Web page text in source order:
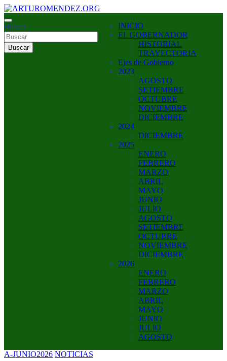
Saltar
al
contenido
ARTUROMENDEZ.ORG
ARTURO MENDEZ GOBERNADOR 2023
Buscar
Buscar
INICIO
EL GOBERNADOR
HISTORIAL
TRAYECTORIA
Ejes de Gobierno
2023
AGOSTO
SETIEMBRE
OCTUBRE
NOVIEMBRE
DICIEMBRE
2024
DICIEMBRE
2025
ENERO
FEBRERO
MARZO
ABRIL
MAYO
JUNIO
JULIO
AGOSTO
SETIEMBRE
OCTUBRE
NOVIEMBRE
DICIEMBRE
2026
ENERO
FEBRERO
MARZO
ABRIL
MAYO
JUNIO
JULIO
AGOSTO
A-JUNIO2026 NOTICIAS